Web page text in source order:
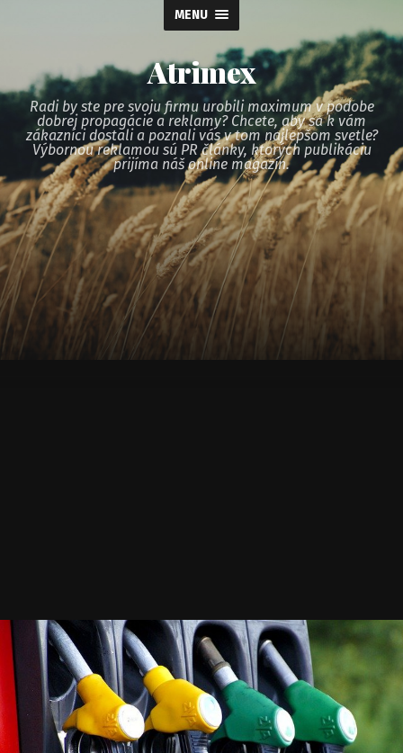
MENU
Atrimex
Radi by ste pre svoju firmu urobili maximum v podobe
dobrej propagácie a reklamy? Chcete, aby sa k vám
zákazníci dostali a poznali vás v tom najlepšom svetle?
Výbornou reklamou sú PR články, ktorých publikáciu
prijíma náš online magazín.